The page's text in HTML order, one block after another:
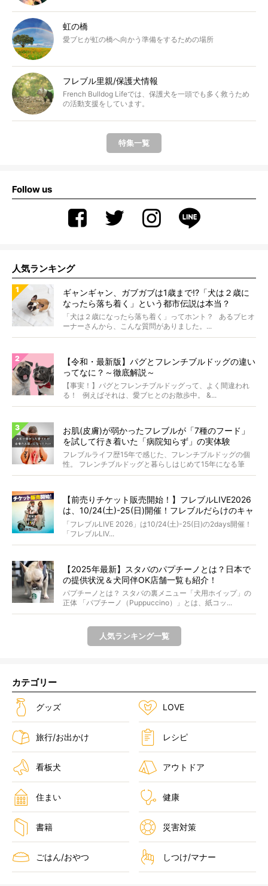
虹の橋
愛ブヒが虹の橋へ向かう準備をするための場所
フレブル里親/保護犬情報
French Bulldog Lifeでは、保護犬を一頭でも多く救うため
の活動支援をしています。
特集一覧
Follow us
人気ランキング
ギャンギャン、ガブガブは1歳まで!?「犬は２歳に
なったら落ち着く」という都市伝説は本当？
「犬は２歳になったら落ち着く」ってホント？ あるブヒオ
ーナーさんから、こんな質問がありました。...
【令和・最新版】パグとフレンチブルドッグの違い
ってなに？～徹底解説～
【事実！】パグとフレンチブルドッグって、よく間違われ
る！ 例えばそれは、愛ブヒとのお散歩中。 &...
お肌(皮膚)が弱かったフレブルが「7種のフード」
を試して行き着いた「病院知らず」の実体験
フレブルライフ歴15年で感じた、フレンチブルドッグの個
性。 フレンチブルドッグと暮らしはじめて15年になる筆
者...
【前売りチケット販売開始！】フレブルLIVE2026
は、10/24(土)-25(日)開催！フレブルだらけのキャ
ンプ・前夜祭・バスプランも新登場!?
「フレブルLIVE 2026」は10/24(土)-25(日)の2days開催！
「フレブルLIV...
【2025年最新】スタバのパプチーノとは？日本で
の提供状況＆犬同伴OK店舗一覧も紹介！
パプチーノとは？ スタバの裏メニュー「犬用ホイップ」の
正体 「パプチーノ（Puppuccino）」とは、紙コッ...
人気ランキング一覧
カテゴリー
グッズ LOVE
旅行/お出かけ レシピ
看板犬 アウトドア
住まい 健康
書籍 災害対策
ごはん/おやつ しつけ/マナー